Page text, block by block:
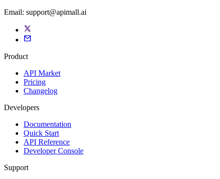
Email: support@apimall.ai
Product
API Market
Pricing
Changelog
Developers
Documentation
Quick Start
API Reference
Developer Console
Support